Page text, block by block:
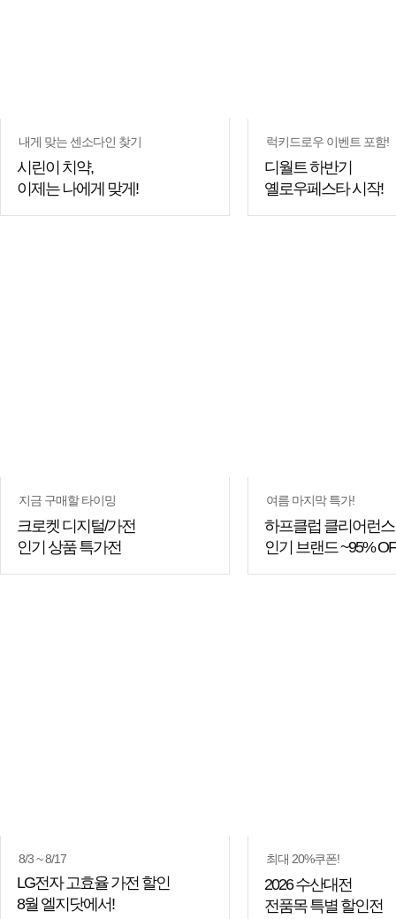
내게 맞는 센소다인 찾기
시린이 치약,
이제는 나에게 맞게!
럭키드로우 이벤트 포함!
디월트 하반기
옐로우페스타 시작!
지금 구매할 타이밍
크로켓 디지털/가전
인기 상품 특가전
여름 마지막 특가!
하프클럽 클리어런스
인기 브랜드 ~95%
8/3 ~ 8/17
LG전자 고효율 가전 할인
8월 엘지닷에서!
최대 20%쿠폰!
2026 수산대전
전품목 특별 할인전